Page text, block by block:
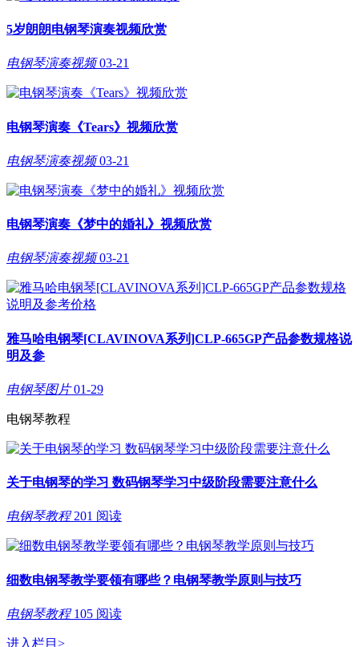
5岁朗朗电钢琴演奏视频欣赏
电钢琴演奏视频 03-21
电钢琴演奏《Tears》视频欣赏
电钢琴演奏视频 03-21
电钢琴演奏《梦中的婚礼》视频欣赏
电钢琴演奏视频 03-21
雅马哈电钢琴[CLAVINOVA系列]CLP-665GP产品参数规格说
明及参
电钢琴图片 01-29
电钢琴教程
关于电钢琴的学习 数码钢琴学习中级阶段需要注意什么
电钢琴教程 201 阅读
细数电钢琴教学要领有哪些？电钢琴教学原则与技巧
电钢琴教程 105 阅读
进入栏目 >